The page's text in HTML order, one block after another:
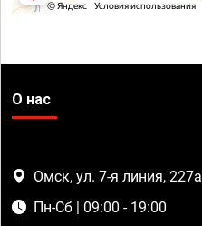
О нас
Омск, ул. 7-я линия, 227а
Пн-Сб | 09:00 - 19:00